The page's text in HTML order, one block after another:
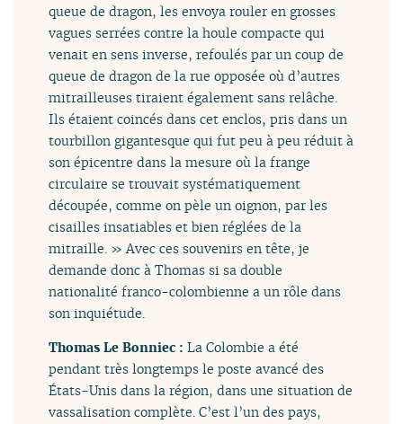
queue de dragon, les envoya rouler en grosses
vagues serrées contre la houle compacte qui
venait en sens inverse, refoulés par un coup de
queue de dragon de la rue opposée où d’autres
mitrailleuses tiraient également sans relâche.
Ils étaient coincés dans cet enclos, pris dans un
tourbillon gigantesque qui fut peu à peu réduit à
son épicentre dans la mesure où la frange
circulaire se trouvait systématiquement
découpée, comme on pèle un oignon, par les
cisailles insatiables et bien réglées de la
mitraille. » Avec ces souvenirs en tête, je
demande donc à Thomas si sa double
nationalité franco-colombienne a un rôle dans
son inquiétude.
Thomas Le Bonniec :La Colombie a été
pendant très longtemps le poste avancé des
États-Unis dans la région, dans une situation de
vassalisation complète. C’est l’un des pays,